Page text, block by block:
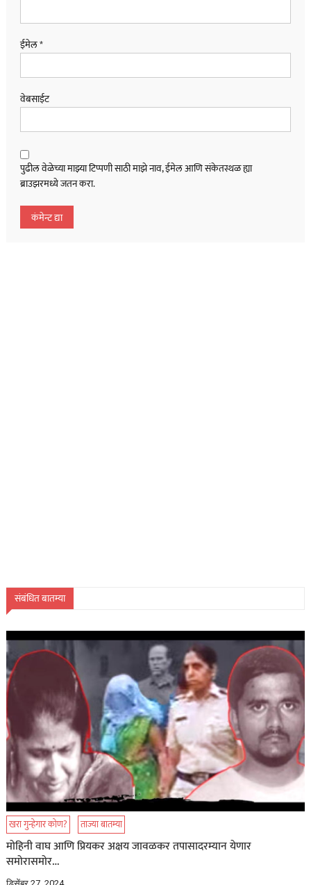
ईमेल*
वेबसाईट
पुढील वेळेच्या माझ्या टिप्पणी साठी माझे नाव, ईमेल आणि संकेतस्थळ ह्या
ब्राउझरमध्ये जतन करा.
संबंधित बातम्या
खरा गुन्हेगार कोण? ताज्या बातम्या
मोहिनी वाघ आणि प्रियकर अक्षय जावळकर तपासादरम्यान येणार
समोरासमोर…